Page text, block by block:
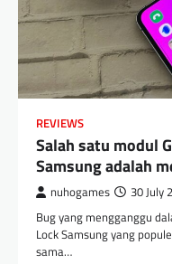
REVIEWS
Salah satu modul
Samsung adalah
nuhogames 30 July
Bug yang mengganggu
Lock Samsung yang
sama…